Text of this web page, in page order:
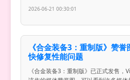
2026-06-21 00:30:01
《合金装备3：重制版》赞
快修复性能问题
《合金装备3：重制版》已正式发售，